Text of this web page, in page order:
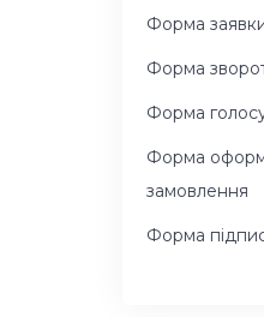
Форма
Форма
Форма
Форма
замовлення
Форма